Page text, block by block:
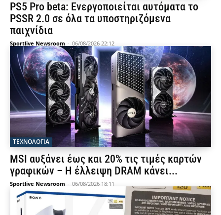
PS5 Pro beta: Ενεργοποιείται αυτόματα το
PSSR 2.0 σε όλα τα υποστηριζόμενα
παιχνίδια
Sportlive Newsroom - 06/08/2026 22:12
ΤΕΧΝΟΛΟΓΙΑ
MSI αυξάνει έως και 20% τις τιμές καρτών
γραφικών – Η έλλειψη DRAM κάνει...
Sportlive Newsroom - 06/08/2026 18:11